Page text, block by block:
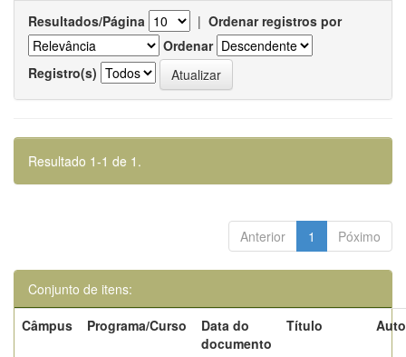
Resultados/Página | Ordenar registros por
Ordenar
Registro(s)
Resultado 1-1 de 1.
Anterior 1 Póximo
Conjunto de itens:
Câmpus
Programa/Curso
Data do
documento
Título